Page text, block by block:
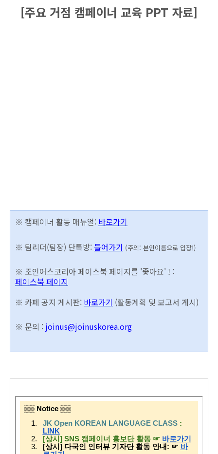
[주요 거점 캠페이너 교육 PPT 자료]
※ 캠페이너 활동 매뉴얼: 바로가기
※ 팀리더(팀장) 단톡방: 들어가기 (주의: 본인이름으로 입장!)
※ 조인어스코리아 페이스북 페이지를 '좋아요' ! :
페이스북 페이지
※ 카페 공지 게시판: 바로가기 (활동계획 및 보고서 게시)
※ 문의 : joinus@joinuskorea.org